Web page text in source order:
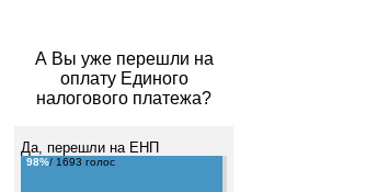
А Вы уже перешли на
оплату Единого
налогового платежа?
Да, перешли на ЕНП
98%/ 1693 голос